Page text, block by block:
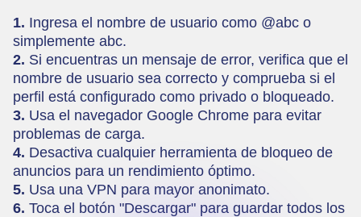
1. Ingresa el nombre de usuario como @abc o
simplemente abc.
2. Si encuentras un mensaje de error, verifica que el
nombre de usuario sea correcto y comprueba si el
perfil está configurado como privado o bloqueado.
3. Usa el navegador Google Chrome para evitar
problemas de carga.
4. Desactiva cualquier herramienta de bloqueo de
anuncios para un rendimiento óptimo.
5. Usa una VPN para mayor anonimato.
6. Toca el botón "Descargar" para guardar todos los